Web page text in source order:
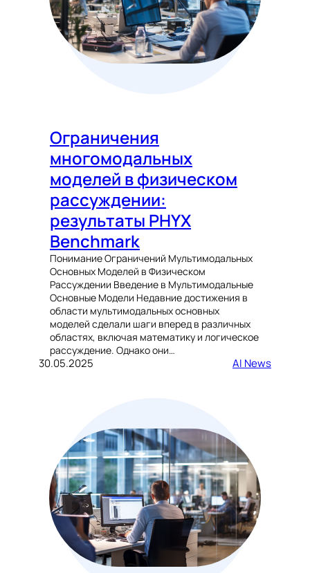
Ограничения
многомодальных
моделей в физическом
рассуждении:
результаты PHYX
Benchmark
Понимание Ограничений Мультимодальных
Основных Моделей в Физическом
Рассуждении Введение в Мультимодальные
Основные Модели Недавние достижения в
области мультимодальных основных
моделей сделали шаги вперед в различных
областях, включая математику и логическое
рассуждение. Однако они…
30.05.2025 AI News